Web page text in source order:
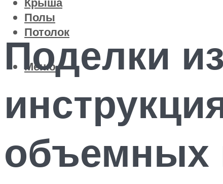
Полы
Потолок
Меню
Поделки
объемных